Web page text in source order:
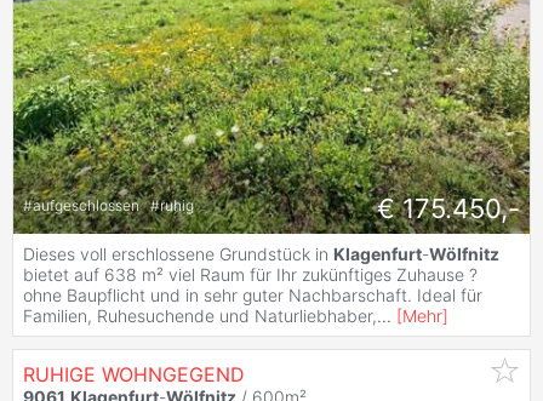
#aufgeschlossen #ruhig € 175.450,-
Dieses voll erschlossene Grundstück in Klagenfurt-Wölfnitz
bietet auf 638 m² viel Raum für Ihr zukünftiges Zuhause ?
ohne Baupflicht und in sehr guter Nachbarschaft. Ideal für
Familien, Ruhesuchende und Naturliebhaber,... [Mehr]
RUHIGE WOHNGEGEND
9061 Klagenfurt-Wölfnitz / 600m²